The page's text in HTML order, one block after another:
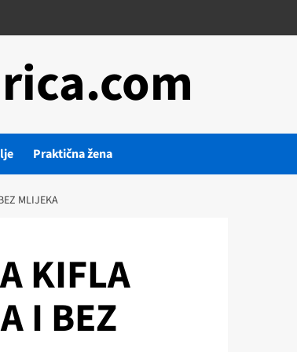
Praktična žena
MLIJEKA
KIFLA
I BEZ